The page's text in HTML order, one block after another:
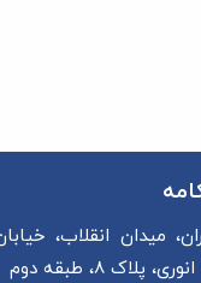
میدان انقلاب،
پلاک 8، طبقه دوم